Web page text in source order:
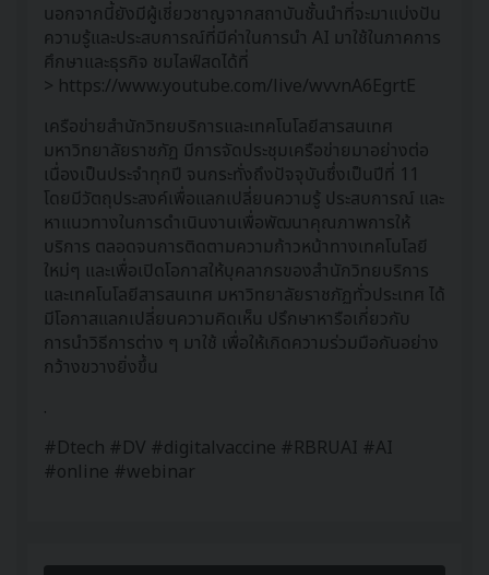
นอกจากนี้ยังมีผู้เชี่ยวชาญจากสถาบันชั้นนำที่จะมาแบ่งปัน
ความรู้และประสบการณ์ที่มีค่าในการนำ AI มาใช้ในภาคการ
ศึกษาและธุรกิจ ชมไลฟ์สดได้ที่
> https://www.youtube.com/live/wvvnA6EgrtE
เครือข่ายสำนักวิทยบริการและเทคโนโลยีสารสนเทศ
มหาวิทยาลัยราชภัฏ มีการจัดประชุมเครือข่ายมาอย่างต่อ
เนื่องเป็นประจำทุกปี จนกระทั่งถึงปัจจุบันซึ่งเป็นปีที่ 11
โดยมีวัตถุประสงค์เพื่อแลกเปลี่ยนความรู้ ประสบการณ์ และ
หาแนวทางในการดำเนินงานเพื่อพัฒนาคุณภาพการให้
บริการ ตลอดจนการติดตามความก้าวหน้าทางเทคโนโลยี
ใหม่ๆ และเพื่อเปิดโอกาสให้บุคลากรของสำนักวิทยบริการ
และเทคโนโลยีสารสนเทศ มหาวิทยาลัยราชภัฏทั่วประเทศ ได้
มีโอกาสแลกเปลี่ยนความคิดเห็น ปรึกษาหารือเกี่ยวกับ
การนำวิธีการต่าง ๆ มาใช้ เพื่อให้เกิดความร่วมมือกันอย่าง
กว้างขวางยิ่งขึ้น
.
#Dtech #DV #digitalvaccine #RBRUAI #AI
#online #webinar